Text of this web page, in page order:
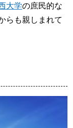
大学の庶民的な
らも親しまれて